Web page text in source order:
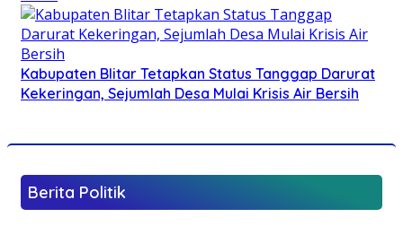
Kabupaten Blitar Tetapkan Status Tanggap Darurat
Kekeringan, Sejumlah Desa Mulai Krisis Air Bersih
Berita Politik